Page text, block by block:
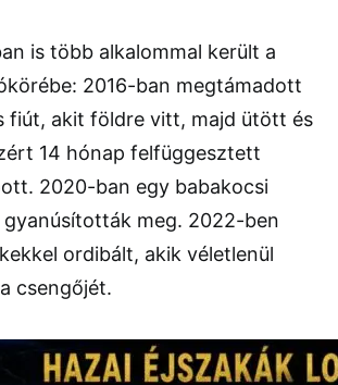
is több alkalommal került a
2016-ban megtámadott
fiút, akit földre vitt, majd ütött és
14 hónap felfüggesztett
2020-ban egy babakocsi
meg. 2022-ben
ordibált, akik véletlenül
csengőjét.